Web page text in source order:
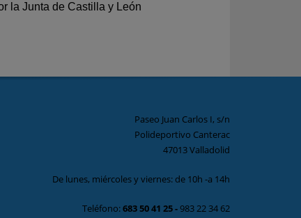
la Junta de Castilla y León
Paseo Juan Carlos I, s/n
Polideportivo Canterac
47013 Valladolid
De lunes, miércoles y viernes: de 10h -a 14h
Teléfono:683 50 41 25-983 22 34 62